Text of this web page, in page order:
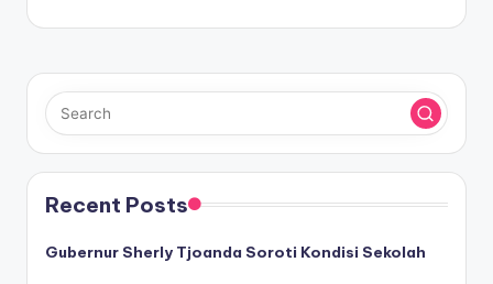
Recent Posts
Gubernur Sherly Tjoanda Soroti Kondisi Sekolah